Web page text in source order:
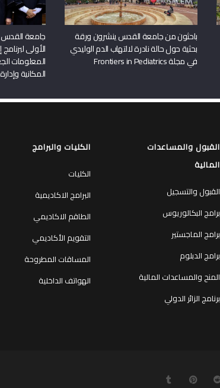
باحثون من جامعة القدس ينشرون ورقة
بحثية حول حالة نادرة لالتهاب الدم الوليدي
في مجلة Frontiers in Pediatrics
جامعة القدس
الأولى
المعلومات
المكانية
القبول والمساعدات
المالية
القبول والتسجيل
برامج البكالوريوس
برامج الماجستير
برامج الدبلوم
المنح والمساعدات المالية
برنامج الزائر الدولي
الكليات والبرامج
الكليات
البرامج الاكاديمية
الطاقم الاكاديمي
التقويم الأكاديمي
المساقات المطروحة
الهواتف الداخلية